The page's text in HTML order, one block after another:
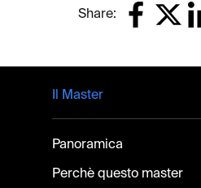
Share:
Footer
Il Master
Panoramica
Perchè questo master